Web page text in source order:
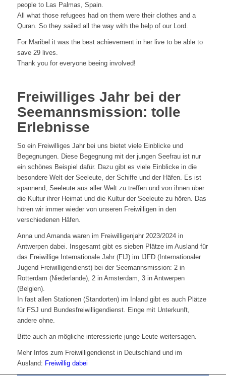
people to Las Palmas, Spain.
All what those refugees had on them were their clothes and a
Quran. So they sailed all the way with the help of our Lord.
For Maribel it was the best achievement in her live to be able to
save 29 lives.
Thank you for everyone beeing involved!
Freiwilliges Jahr bei der
Seemannsmission: tolle
Erlebnisse
So ein Freiwilliges Jahr bei uns bietet viele Einblicke und
Begegnungen. Diese Begegnung mit der jungen Seefrau ist nur
ein schönes Beispiel dafür. Dazu gibt es viele Einblicke in die
besondere Welt der Seeleute, der Schiffe und der Häfen. Es ist
spannend, Seeleute aus aller Welt zu treffen und von ihnen über
die Kultur ihrer Heimat und die Kultur der Seeleute zu hören. Das
hören wir immer wieder von unseren Freiwilligen in den
verschiedenen Häfen.
Anna und Amanda waren im Freiwilligenjahr 2023/2024 in
Antwerpen dabei. Insgesamt gibt es sieben Plätze im Ausland für
das Freiwillige Internationale Jahr (FIJ) im IJFD (Internationaler
Jugend Freiwilligendienst) bei der Seemannsmission: 2 in
Rotterdam (Niederlande), 2 in Amsterdam, 3 in Antwerpen
(Belgien).
In fast allen Stationen (Standorten) im Inland gibt es auch Plätze
für FSJ und Bundesfreiwilligendienst. Einge mit Unterkunft,
andere ohne.
Bitte auch an mögliche interessierte junge Leute weitersagen.
Mehr Infos zum Freiwilligendienst in Deutschland und im
Ausland: Freiwillig dabei